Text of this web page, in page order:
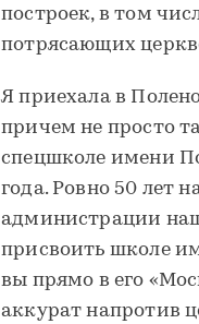
построек, в том
потрясающих
Я приехала в
причем не просто
спецшколе имени
года. Ровно 50 лет
администрации
присвоить школе
вы прямо в его
аккурат напротив